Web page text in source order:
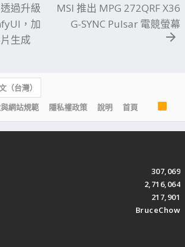
過升級
，加
生成
MSI 推出 MPG 272QRF X36
G-SYNC Pulsar 電競螢幕
（台灣）
網站規範 隱私權政策 說明 首頁
R
S
S
307,069
2,716,064
217,901
BruceChow